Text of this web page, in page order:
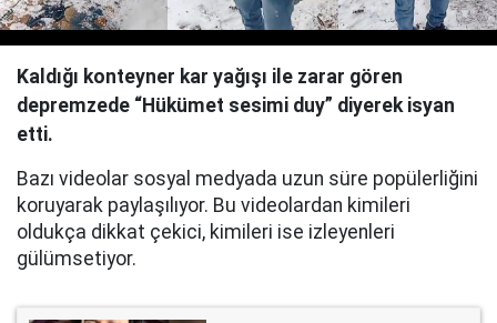
Kaldığı konteyner kar yağışı ile zarar gören
depremzede “Hükümet sesimi duy” diyerek isyan
etti.
Bazı videolar sosyal medyada uzun süre popülerliğini
koruyarak paylaşılıyor. Bu videolardan kimileri
oldukça dikkat çekici, kimileri ise izleyenleri
gülümsetiyor.